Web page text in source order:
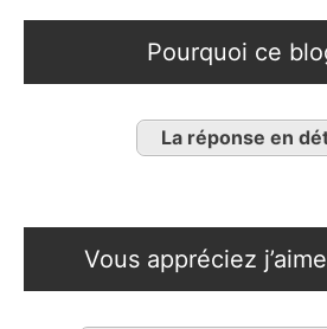
Pourquoi ce
La réponse en
Vous appréciez